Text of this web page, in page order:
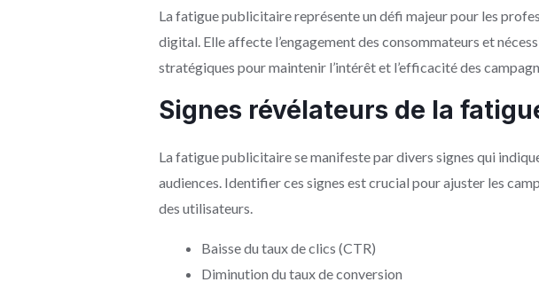
La fatigue publicitaire représente un défi majeur pour les
digital. Elle affecte l’engagement des consommateurs et
stratégiques pour maintenir l’intérêt et l’efficacité des
Signes révélateurs de la
La fatigue publicitaire se manifeste par divers signes qui
audiences. Identifier ces signes est crucial pour ajuster les
des utilisateurs.
Baisse du taux de clics (CTR)
Diminution du taux de conversion